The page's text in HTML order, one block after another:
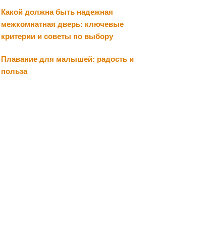
Какой должна быть надежная
межкомнатная дверь: ключевые
критерии и советы по выбору
Плавание для малышей: радость и
польза